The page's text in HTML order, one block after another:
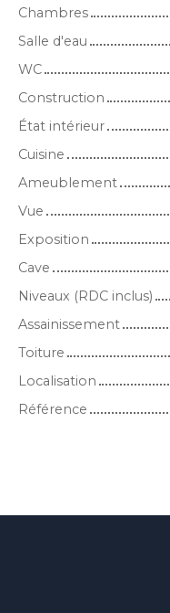
Chambres
Salle d'eau
WC
Construction
État intérieur
Cuisine
Ameublement
Vue
Exposition
Cave
Niveaux (RDC inclus)
Assainissement
Toiture
Localisation
Référence